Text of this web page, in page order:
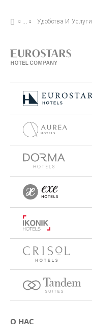
Удобства И Услуги
О НАС